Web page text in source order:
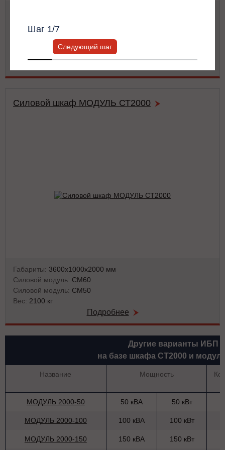
Число фаз на (вход/выход):
486x743x174 мм
Силовой шкаф МОДУЛЬ СТ2000
Габариты: 3600х1000х2000 мм
Силовой модуль: СМ60
Силовой модуль: СМ50
Вес: 2100 кг
Подробнее
Другие варианты ИБП
на базе шкафа СТ2000 и
Название Мощность
МОДУЛЬ 2000-50 50 кВА 50 кВт
МОДУЛЬ 2000-100 100 кВА 100 кВт
МОДУЛЬ 2000-150 150 кВА 150 кВт
Шаг 1/7
Следующий шаг